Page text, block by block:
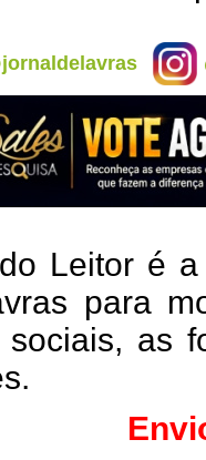
Leitor é
para
sociais, as